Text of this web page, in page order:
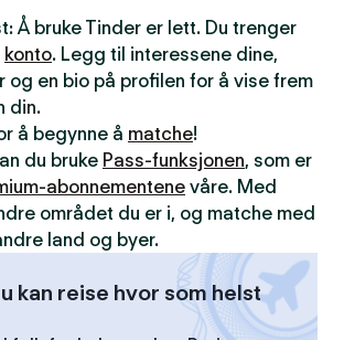
Å bruke Tinder er lett. Du trenger
konto. Legg til interessene dine,
og en bio på profilen for å vise frem
din.
å begynne å matche!
du bruke Pass-funksjonen, som er
abonnementenevåre. Med
området du er i, og matche med
land og byer.
kan reise hvor som helst